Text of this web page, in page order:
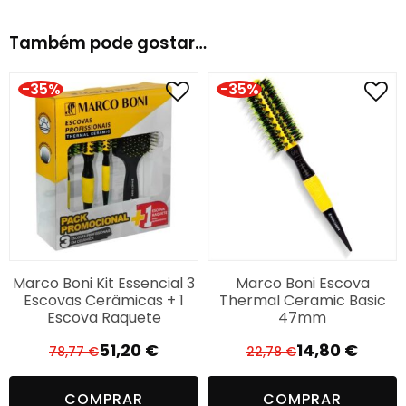
Modo de Uso:
Use nos cabelos secos ou úmidos.
Comece o desembaraço pelas pontas.
Suba gradualmente até alcançar a raiz.
Benefícios:
Cerdas flexíveis antiestáticas
Design anatômico e leve
Desembaraço sem quebra
Massageia o couro cabeludo
Também pode gostar…
-35%
Marco Boni Kit Essencial 3
Escovas Cerâmicas + 1
Escova Raquete
78,77€ O
preço
51,20 €
O
preço
COMPRAR
-35%
Marco Boni Escova
Thermal Ceramic Basic
47mm
22,78€ O
preço
14,80 €
O
preço
COMPRAR